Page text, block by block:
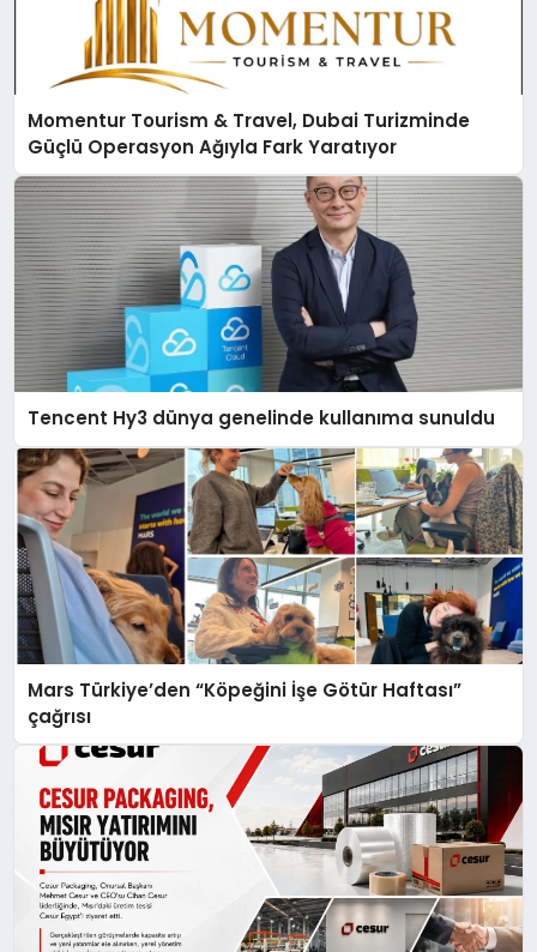
Momentur Tourism & Travel, Dubai Turizminde
Güçlü Operasyon Ağıyla Fark Yaratıyor
Tencent Hy3 dünya genelinde kullanıma sunuldu
Mars Türkiye’den “Köpeğini İşe Götür Haftası”
çağrısı